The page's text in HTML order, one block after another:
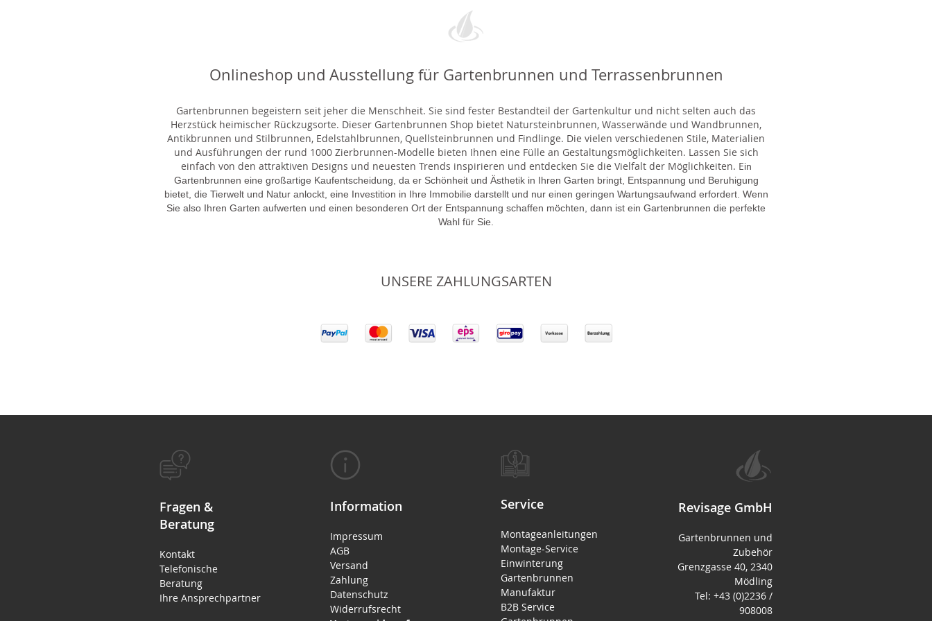
Onlineshop und Ausstellung für Gartenbrunnen und Terrassenbrunnen
Gartenbrunnen begeistern seit jeher die Menschheit. Sie sind fester Bestandteil der Gartenkultur und nicht selten auch das
Herzstück heimischer Rückzugsorte. Dieser Gartenbrunnen Shop bietet Natursteinbrunnen, Wasserwände und Wandbrunnen,
Antikbrunnen und Stilbrunnen, Edelstahlbrunnen, Quellsteinbrunnen und Findlinge. Die vielen verschiedenen Stile, Materialien
und Ausführungen der rund 1000 Zierbrunnen-Modelle bieten Ihnen eine Fülle an Gestaltungsmöglichkeiten. Lassen Sie sich
einfach von den attraktiven Designs und neuesten Trends inspirieren und entdecken Sie die Vielfalt der Möglichkeiten. Ein
Gartenbrunnen eine großartige Kaufentscheidung, da er Schönheit und Ästhetik in Ihren Garten bringt, Entspannung und Beruhigung
bietet, die Tierwelt und Natur anlockt, eine Investition in Ihre Immobilie darstellt und nur einen geringen Wartungsaufwand erfordert. Wenn
Sie also Ihren Garten aufwerten und einen besonderen Ort der Entspannung schaffen möchten, dann ist ein Gartenbrunnen die perfekte
Wahl für Sie.
UNSERE ZAHLUNGSARTEN
Fragen &
Beratung
Kontakt
Telefonische
Beratung
Ihre Ansprechpartner
Information
Impressum
AGB
Versand
Zahlung
Datenschutz
Widerrufsrecht
Service
Montageanleitungen
Montage-Service
Einwinterung
Gartenbrunnen
Manufaktur
B2B Service
Revisage GmbH
Gartenbrunnen und
Zubehör
Grenzgasse 40, 2340
Mödling
Tel: +43 (0)2236 /
908008